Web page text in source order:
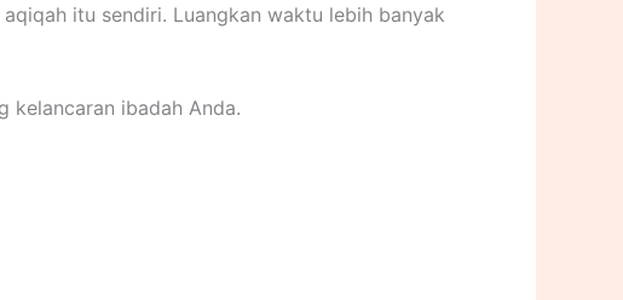
itu sendiri. Luangkan waktu lebih banyak
kelancaran ibadah Anda.